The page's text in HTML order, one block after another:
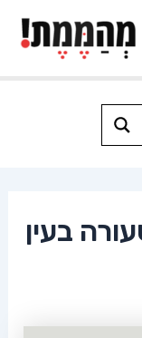
בעין